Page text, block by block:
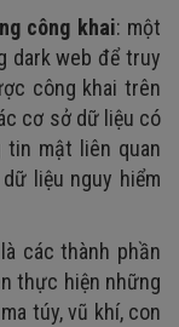
công khai: một
dark web để truy
công khai trên
cơ sở dữ liệu có
tin mật liên quan
liệu nguy hiểm
các thành phần
thực hiện những
túy, vũ khí, con